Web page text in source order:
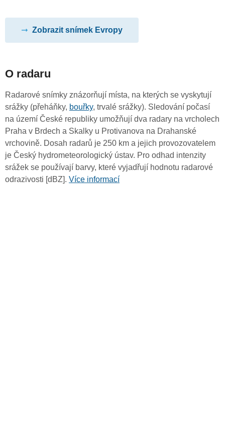
Zobrazit snímek Evropy
O radaru
Radarové snímky znázorňují místa, na kterých se vyskytují
srážky (přeháňky, bouřky, trvalé srážky). Sledování počasí
na území České republiky umožňují dva radary na vrcholech
Praha v Brdech a Skalky u Protivanova na Drahanské
vrchovině. Dosah radarů je 250 km a jejich provozovatelem
je Český hydrometeorologický ústav. Pro odhad intenzity
srážek se používají barvy, které vyjadřují hodnotu radarové
odrazivosti [dBZ]. Více informací